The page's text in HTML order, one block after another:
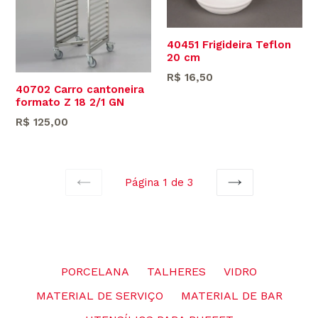
40702 Carro cantoneira
formato Z 18 2/1 GN
Preço
R$ 125,00
40451 Frigideira Teflon
20 cm
Preço
R$ 16,50
Página 1 de 3
PORCELANA TALHERES
VIDRO
MATERIAL DE SERVIÇO
MATERIAL DE BAR